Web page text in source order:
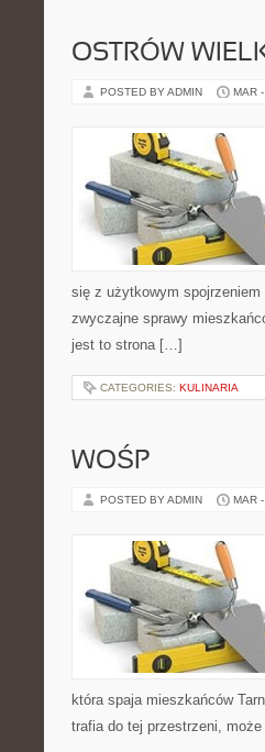
OSTRÓW
POSTED BY ADMIN MAR
się z użytkowym
zwyczajne sprawy
jest to strona […]
CATEGORIES: KULINARIA
WOŚP
POSTED BY ADMIN MAR
która spaja mieszkańców
trafia do tej przestrzeni,